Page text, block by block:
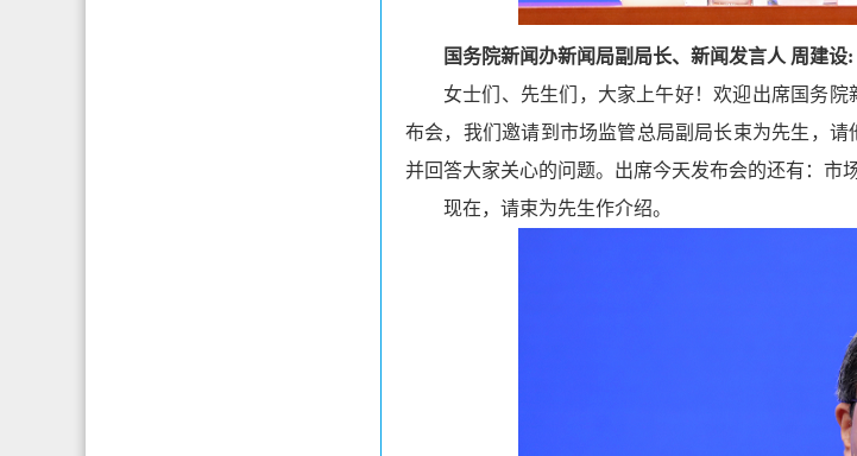
国务院新闻办新闻局副局长、新闻发言人 周建设:
女士们、先生们，大家上午好！欢迎出席国务
布会，我们邀请到市场监管总局副局长束为先生，请
并回答大家关心的问题。出席今天发布会的还有：市
现在，请束为先生作介绍。